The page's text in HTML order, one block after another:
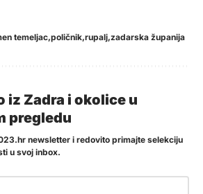
temeljac poličnik rupalj zadarska županija
iz Zadra i okolice u
pregledu
newsletter i redovito primajte selekciju
u svoj inbox.